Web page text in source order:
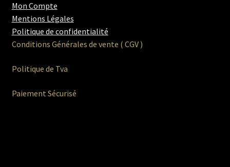
Mon Compte
Mentions Légales
Politique de confidentialité
Conditions Générales de vente ( CGV )
Politique de Tva
Paiement Sécurisé